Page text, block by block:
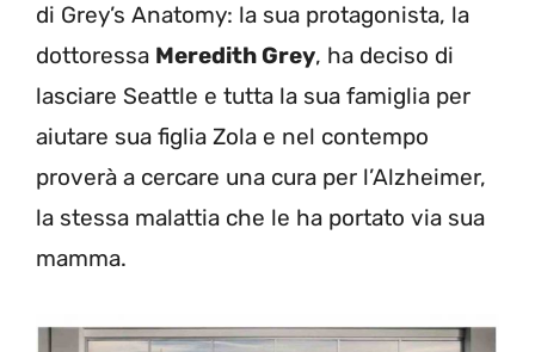
di Grey’s Anatomy: la sua protagonista, la
dottoressa Meredith Grey, ha deciso di
lasciare Seattle e tutta la sua famiglia per
aiutare sua figlia Zola e nel contempo
proverà a cercare una cura per l’Alzheimer,
la stessa malattia che le ha portato via sua
mamma.